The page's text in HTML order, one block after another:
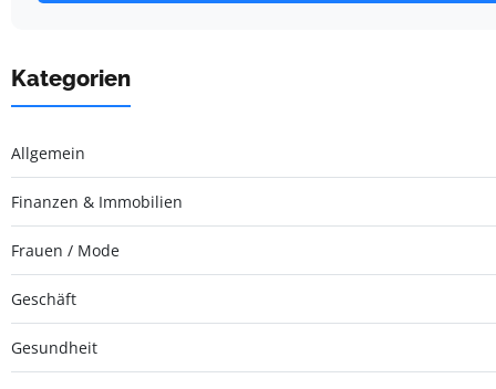
Kategorien
Allgemein
Finanzen & Immobilien
Frauen / Mode
Geschäft
Gesundheit